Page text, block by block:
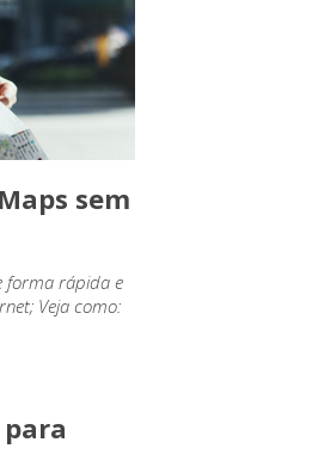
sem
forma rápida e
Veja como: